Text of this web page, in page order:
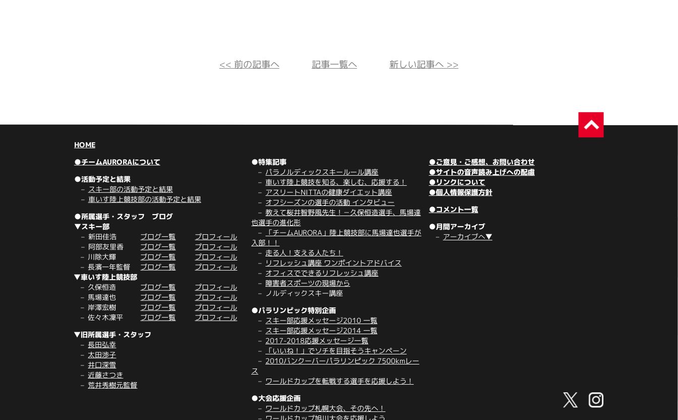
<< 前の記事へ 記事一覧へ 新しい記事へ >>
HOME
●チームAURORAについて
●活動予定と結果
スキー部の活動予定と結果
車いす陸上競技部の活動予定と結果
●所属選手・スタッフ ブログ
▼スキー部
新田佳浩 ブログ一覧 プロフィール
阿部友里香 ブログ一覧 プロフィール
川除大輝 ブログ一覧
プロフィール
長濱一年監督
ブログ一覧 プロフィール
▼車いす陸上競技部
久保恒造 ブログ一覧 プロフィール
馬場達也 ブログ一覧 プロフィール
岸澤宏樹 ブログ一覧 プロフィール
佐々木凜平 ブログ一覧 プロフィール
▼旧所属選手・スタッフ
長田弘幸
太田渉子
井口深雪
近藤さつき
荒井秀樹元監督
●特集記事
パラノルディックスキールール講座
車いす陸上競技を知る、楽しむ、応援する！
アスリートNITTAの健康ダイエット講座
オフシーズンの選手の活動 インタビュー
教えて桜井智野風先生！－久保恒造選手、馬場達
也選手の進化形
「チームAURORA」陸上競技部に馬場達也選手が
入部！！
走る人！支える人たち！
リフレッシュ講座 ワンポイントアドバイス
オフィスでできるリフレッシュ講座
障害者スポーツの現場から
ノルディックスキー講座
●パラリンピック特別企画
スキー部応援メッセージ2010 一覧
スキー部応援メッセージ2014 一覧
2017-2018応援メッセージ一覧
「いいね！」でソチを目指そうキャンペーン
2010バンクーバーパラリンピック 7500kmレー
ス
ワールドカップを転戦する選手を応援しよう！
●大会応援企画
ワールドカップ札幌大会、その先へ！
●ご意見・ご感想、お問い合わせ
●サイトの音声読み上げへの配慮
●リンクについて
●個人情報保護方針
●コメント一覧
●月間アーカイブ
アーカイブへ▼